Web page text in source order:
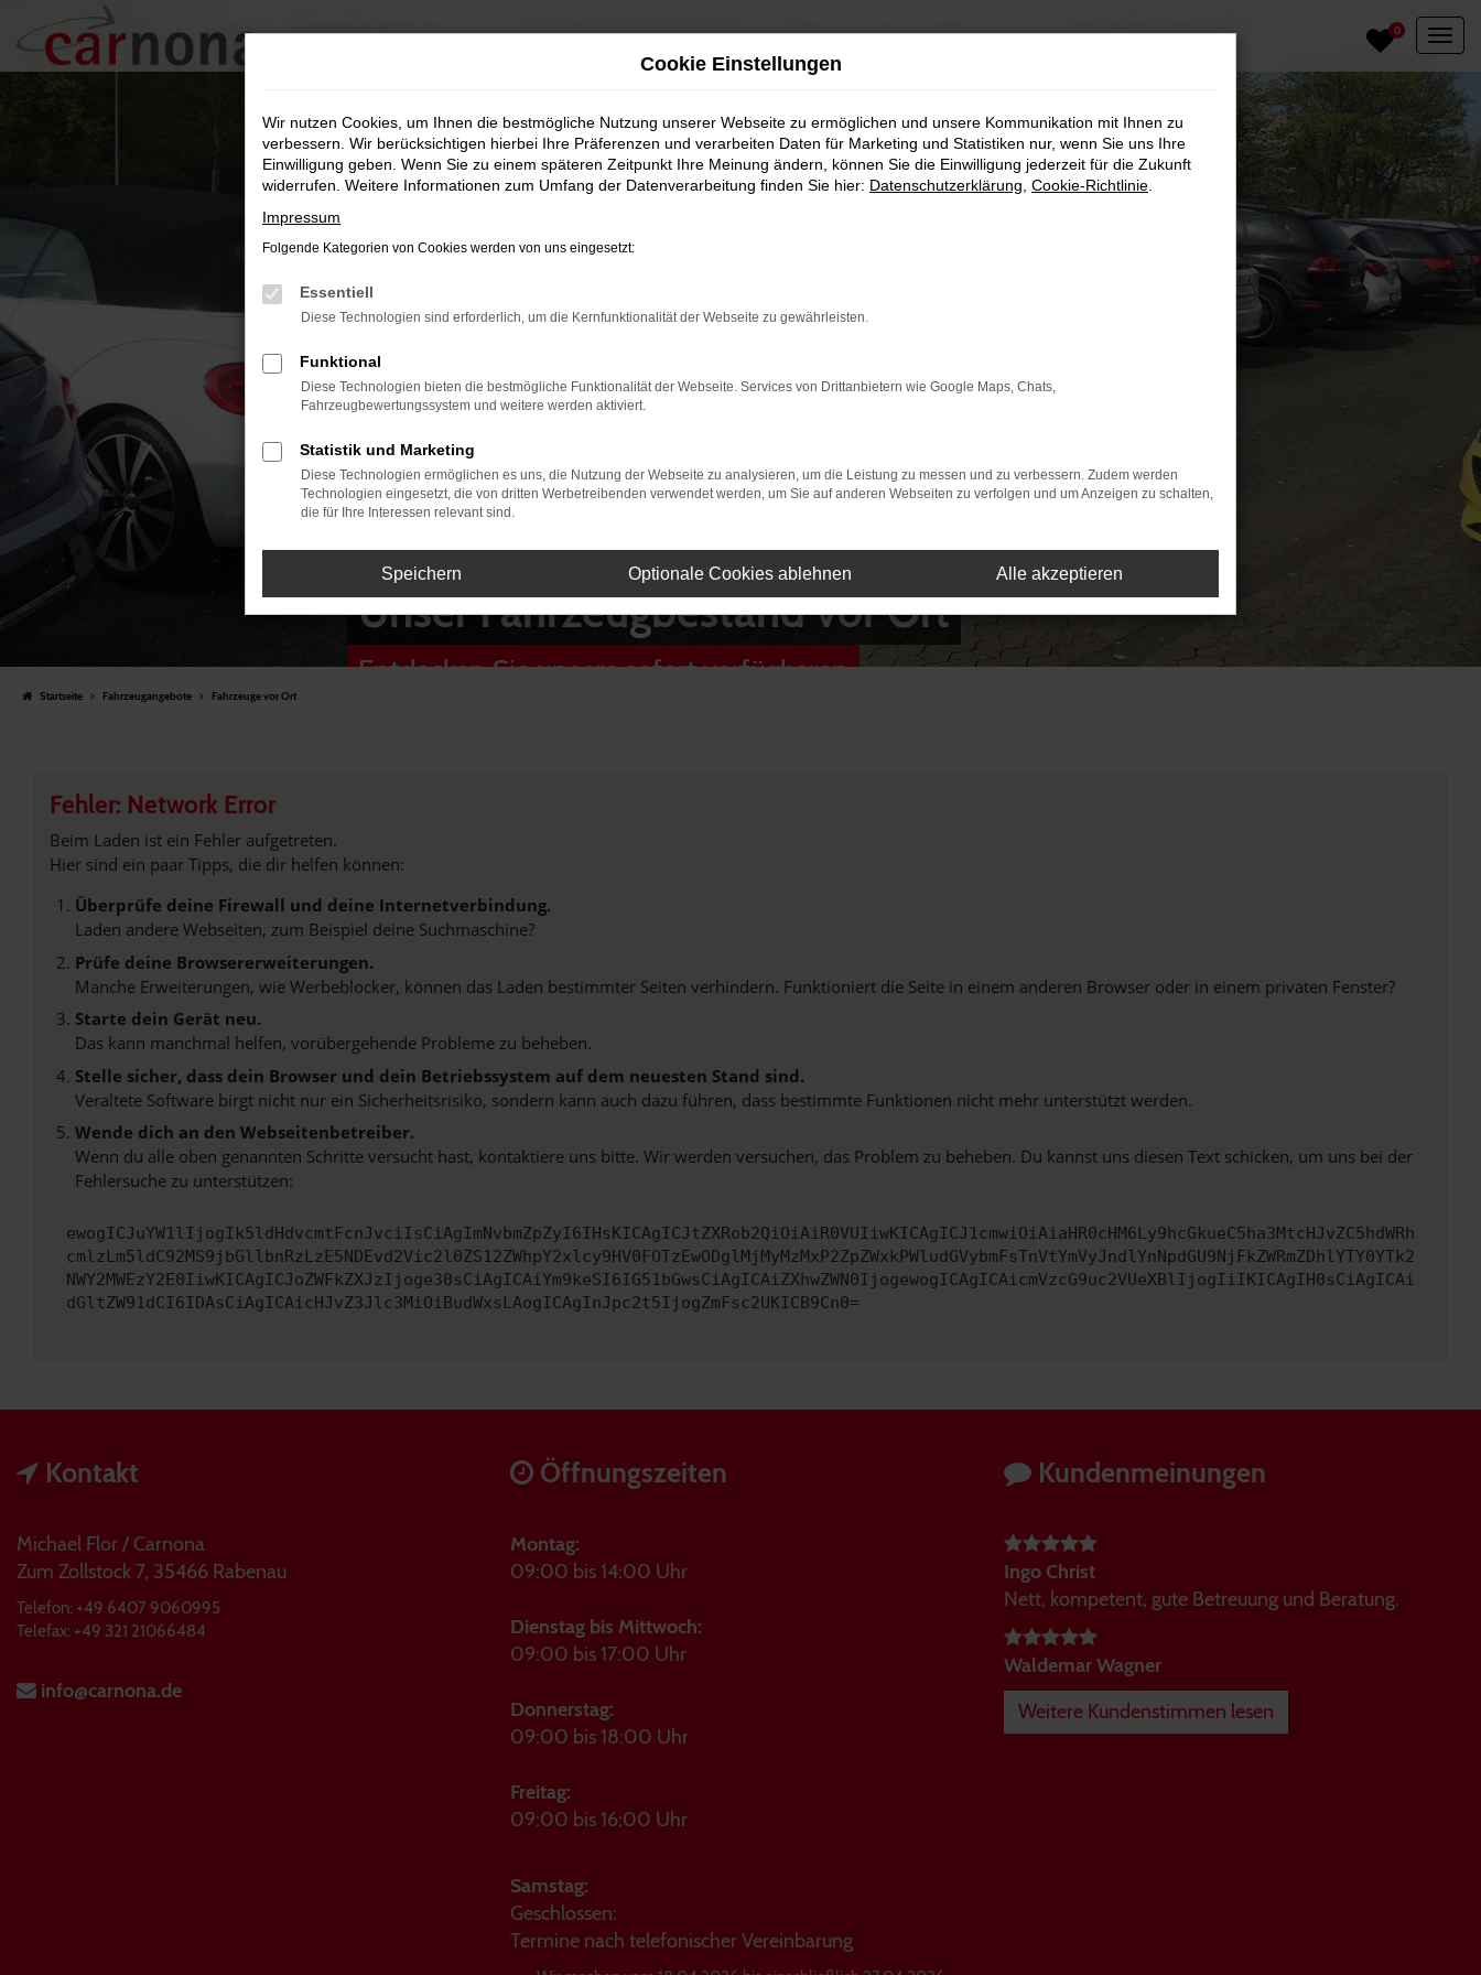
Zum
Hauptinhalt
springen
0
Unser Fahrzeugbestand vor Ort
Entdecken Sie unsere sofort verfügbaren
Startseite Fahrzeugangebote Fahrzeuge vor Ort
Fehler: Network Error
Beim Laden ist ein Fehler aufgetreten.
Hier sind ein paar Tipps, die dir helfen können:
Überprüfe deine Firewall und deine Internetverbindung.
Laden andere Webseiten, zum Beispiel deine Suchmaschine?
Prüfe deine Browsererweiterungen.
Manche Erweiterungen, wie Werbeblocker, können das Laden bestimmter Seiten verhindern. Funktioniert die Seite in einem anderen Browser oder in einem privaten Fenster?
Starte dein Gerät neu.
Das kann manchmal helfen, vorübergehende Probleme zu beheben.
Stelle sicher, dass dein Browser und dein Betriebssystem auf dem neuesten Stand sind.
Veraltete Software birgt nicht nur ein Sicherheitsrisiko, sondern kann auch dazu führen, dass bestimmte Funktionen nicht mehr unterstützt werden.
Wende dich an den Webseitenbetreiber.
Wenn du alle oben genannten Schritte versucht hast, kontaktiere uns bitte. Wir werden versuchen, das Problem zu beheben. Du kannst uns diesen Text schicken, um uns bei der
Fehlersuche zu unterstützen:
ewogICJuYW1lIjogIk5ldHdvcmtFcnJvciIsCiAgImNvbmZpZyI6IHsKICAgICJtZXRob2QiOiAiR0VUIiwKICAgICJ1cmwiOiAiaHR0cHM6Ly9hcGkueC5ha3MtcHJvZC5hdWRh
cmlzLm5ldC92MS9jbGllbnRzLzE5NDEvd2Vic2l0ZS12ZWhpY2xlcy9HV0FOTzEwODglMjMyMzMxP2ZpZWxkPWludGVybmFsTnVtYmVyJndlYnNpdGU9NjFkZWRmZDhlYTY0YTk2
NWY2MWEzY2E0IiwKICAgICJoZWFkZXJzIjoge30sCiAgICAiYm9keSI6IG51bGwsCiAgICAiZXhwZWN0IjogewogICAgICAicmVzcG9uc2VUeXBlIjogIiIKICAgIH0sCiAgICAi
dGltZW91dCI6IDAsCiAgICAicHJvZ3Jlc3MiOiBudWxsLAogICAgInJpc2t5IjogZmFsc2UKICB9Cn0=
Kontakt
Michael Flor / Carnona
Zum Zollstock 7, 35466 Rabenau
Telefon: +49 6407 9060995
Telefax: +49 321 21066484
info@carnona.de
Öffnungszeiten
Montag:
09:00 bis 14:00 Uhr
Dienstag bis Mittwoch:
09:00 bis 17:00 Uhr
Donnerstag:
09:00 bis 18:00 Uhr
Freitag:
09:00 bis 16:00 Uhr
Samstag:
Geschlossen:
Termine nach telefonischer Vereinbarung
Kundenmeinungen
Ingo Christ
Nett, kompetent, gute Betreuung und Beratung.
Waldemar Wagner
Weitere Kundenstimmen lesen
Cookie Einstellungen
Wir nutzen Cookies, um Ihnen die bestmögliche Nutzung unserer Webseite zu ermöglichen und unsere Kommunikation mit Ihnen zu
verbessern. Wir berücksichtigen hierbei Ihre Präferenzen und verarbeiten Daten für Marketing und Statistiken nur, wenn Sie uns Ihre
Einwilligung geben. Wenn Sie zu einem späteren Zeitpunkt Ihre Meinung ändern, können Sie die Einwilligung jederzeit für die Zukunft
widerrufen. Weitere Informationen zum Umfang der Datenverarbeitung finden Sie hier: Datenschutzerklärung Cookie-Richtlinie
Impressum
Folgende Kategorien von Cookies werden von uns eingesetzt:
Essentiell
Diese Technologien sind erforderlich, um die Kernfunktionalität der Webseite zu gewährleisten.
Funktional
Diese Technologien bieten die bestmögliche Funktionalität der Webseite. Services von Drittanbietern wie Google Maps, Chats,
Fahrzeugbewertungssystem und weitere werden aktiviert.
Statistik und Marketing
Diese Technologien ermöglichen es uns, die Nutzung der Webseite zu analysieren, um die Leistung zu messen und zu verbessern. Zudem werden
Technologien eingesetzt, die von dritten Werbetreibenden verwendet werden, um Sie auf anderen Webseiten zu verfolgen und um Anzeigen zu schalten,
die für Ihre Interessen relevant sind.
Speichern Optionale Cookies ablehnen Alle akzeptieren